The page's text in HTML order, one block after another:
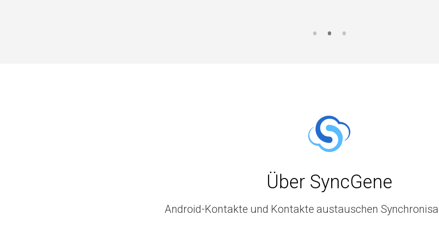
Über SyncGene
Android-Kontakte und Kontakte austauschen